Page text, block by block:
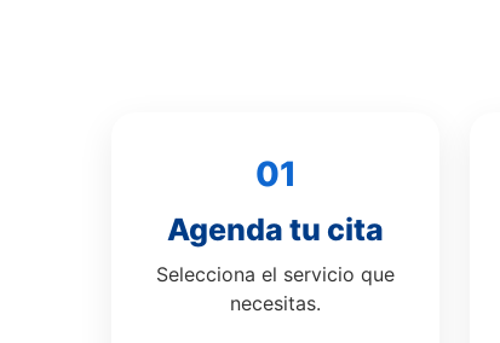
01
Agenda tu cita
Selecciona el servicio que
necesitas.